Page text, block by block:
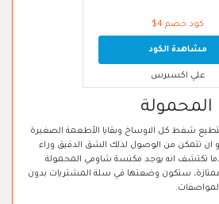
كود خصم 4$
مشاهدة الكود
علي اكسبرس
شفط كل الاوساخ وبقايا الأطعمة الصغيرة
او ان تتمكن من الوصول لذلك الشق الدقيق وراء
تكتشف انه يوجد مكنسة شاومي المحمولة
ستكون وضعتها في سلة المشتريات بدون